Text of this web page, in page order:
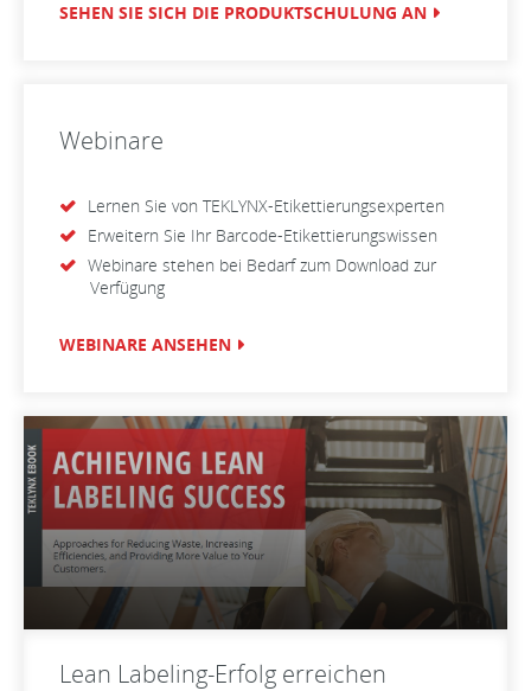
SEHEN SIE SICH DIE PRODUKTSCHULUNG AN
Webinare
Lernen Sie von TEKLYNX-Etikettierungsexperten
Erweitern Sie Ihr Barcode-Etikettierungswissen
Webinare stehen bei Bedarf zum Download zur
Verfügung
WEBINARE ANSEHEN
Lean Labeling-Erfolg erreichen